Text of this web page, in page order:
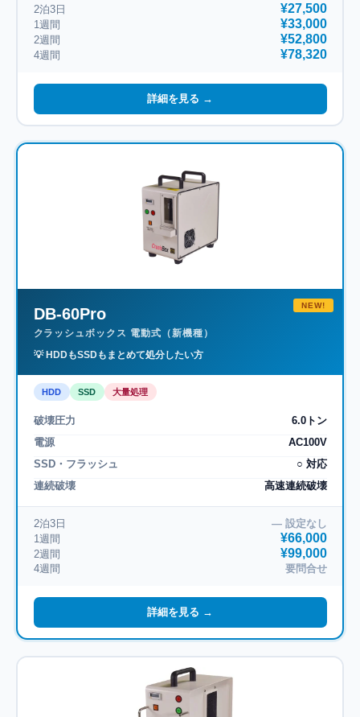
2泊3日 ¥27,500
1週間 ¥33,000
2週間 ¥52,800
4週間 ¥78,320
詳細を見る →
NEW!
DB-60Pro
クラッシュボックス 電動式（新機種）
💡 HDDもSSDもまとめて処分したい方
HDD SSD 大量処理
破壊圧力
6.0トン
電源
AC100V
SSD・フラッシュ
○ 対応
連続破壊
高速連続破壊
2泊3日
― 設定なし
1週間
¥66,000
2週間 ¥99,000
4週間 要問合せ
詳細を見る →